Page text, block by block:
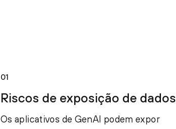
01
Riscos de exposição de dados
Os aplicativos de GenAI podem expor